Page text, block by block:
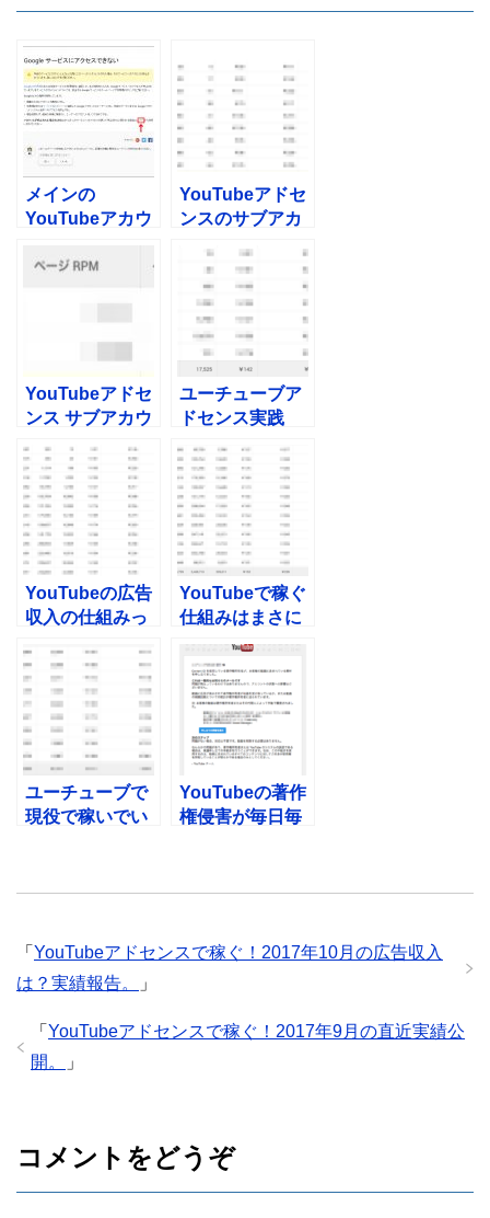
メインの
YouTubeアカウ
されました！復
活できないの？
YouTubeアドセ
ンスのサブアカ
きた！収益は？
実績公開。
YouTubeアドセ
ンス サブアカウ
激に爆発しまし
た！（2017年6
月実績）
ユーチューブア
ドセンス実践
ネルがまた火を
吹いてきた（＾
∇＾）いい波に
乗ってきた！
YouTubeの広告
収入の仕組みっ
日給6万超えを
達成！！
YouTubeで稼ぐ
仕組みはまさに
不労所得！日給
７万超えを達
成！！
ユーチューブで
現役で稼いでい
開。
YouTubeの著作
権侵害が毎日毎
「 YouTubeアドセンスで稼ぐ！2017年10月の広告収入
は？実績報告。
」
「 YouTubeアドセンスで稼ぐ！2017年9月の直近実績公
開。
」
コメントをどうぞ